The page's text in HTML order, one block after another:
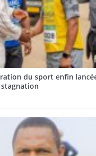
du sport enfin
stagnation